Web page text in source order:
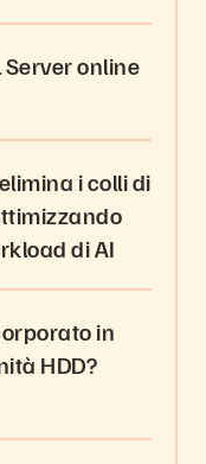
online
i colli di
di AI
in
HDD?